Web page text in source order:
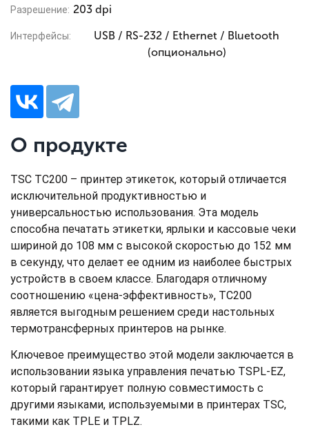
Разрешение: 203 dpi
Интерфейсы:
USB / RS-232 / Ethernet / Bluetooth
(опционально)
О продукте
TSC TC200 – принтер этикеток, который отличается
исключительной продуктивностью и
универсальностью использования. Эта модель
способна печатать этикетки, ярлыки и кассовые чеки
шириной до 108 мм с высокой скоростью до 152 мм
в секунду, что делает ее одним из наиболее быстрых
устройств в своем классе. Благодаря отличному
соотношению «цена-эффективность», TC200
является выгодным решением среди настольных
термотрансферных принтеров на рынке.
Ключевое преимущество этой модели заключается в
использовании языка управления печатью TSPL-EZ,
который гарантирует полную совместимость с
другими языками, используемыми в принтерах TSC,
такими как TPLE и TPLZ.